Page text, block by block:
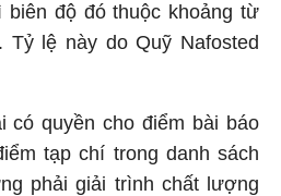
biên độ đó thuộc khoảng từ
Tỷ lệ này do Quỹ Nafosted
có quyền cho điểm bài báo
tạp chí trong danh sách
phải giải trình chất lượng